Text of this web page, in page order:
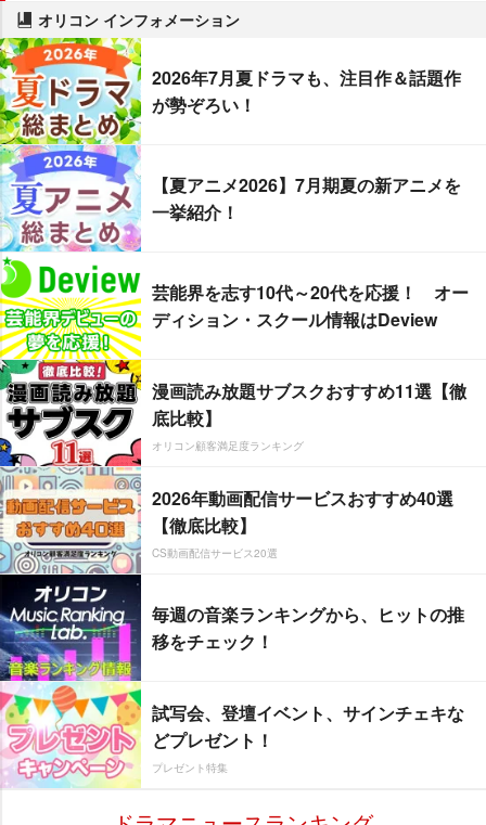
オリコン インフォメーション
2026年7月夏ドラマも、注目作＆話題作
が勢ぞろい！
【夏アニメ2026】7月期夏の新アニメを
一挙紹介！
芸能界を志す10代～20代を応援！ オー
ディション・スクール情報はDeview
漫画読み放題サブスクおすすめ11選【徹
底比較】
オリコン顧客満足度ランキング
2026年動画配信サービスおすすめ40選
【徹底比較】
CS動画配信サービス20選
毎週の音楽ランキングから、ヒットの推
移をチェック！
試写会、登壇イベント、サインチェキな
どプレゼント！
プレゼント特集